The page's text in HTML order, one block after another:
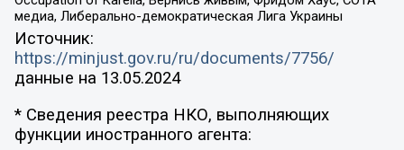
медиа, Либерально-демократическая Лига Украины
Источник:
https://minjust.gov.ru/ru/documents/7756/
данные на 13.05.2024
* Сведения реестра НКО, выполняющих
функции иностранного агента: